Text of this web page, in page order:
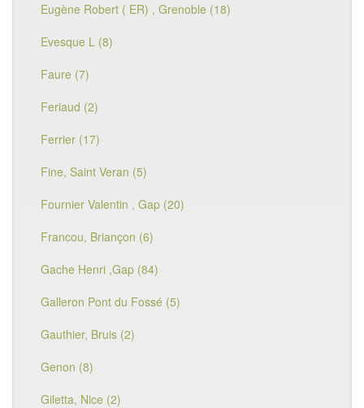
Eugène Robert ( ER) , Grenoble (18)
Evesque L (8)
Faure (7)
Feriaud (2)
Ferrier (17)
Fine, Saint Veran (5)
Fournier Valentin , Gap (20)
Francou, Briançon (6)
Gache Henri ,Gap (84)
Galleron Pont du Fossé (5)
Gauthier, Bruis (2)
Genon (8)
Giletta, Nice (2)